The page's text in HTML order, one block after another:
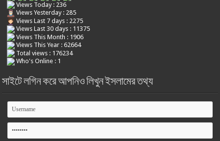
Views Today : 236
Views Yesterday : 285
Views Last 7 days : 2275
Views Last 30 days : 11375
Views This Month : 1906
Views This Year : 62664
Total views : 176234
Who's Online : 1
সাইটে লগিন করে আপনিও লিখুন ইসলামের তথ্য